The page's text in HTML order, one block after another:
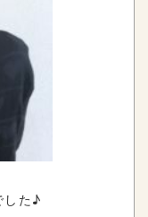
した♪